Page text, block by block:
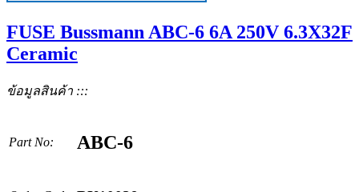
FUSE Bussmann ABC-6 6A 250V 6.3X32F
Ceramic
ข้อมูลสินค้า :::
Part No: ABC-6